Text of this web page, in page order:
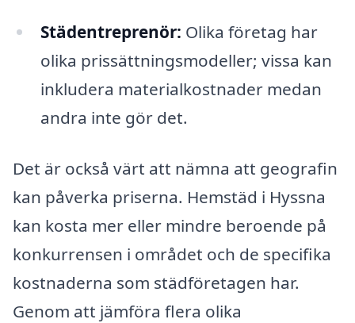
Städentreprenör: Olika företag har
olika prissättningsmodeller; vissa kan
inkludera materialkostnader medan
andra inte gör det.
Det är också värt att nämna att geografin
kan påverka priserna. Hemstäd i Hyssna
kan kosta mer eller mindre beroende på
konkurrensen i området och de specifika
kostnaderna som städföretagen har.
Genom att jämföra flera olika